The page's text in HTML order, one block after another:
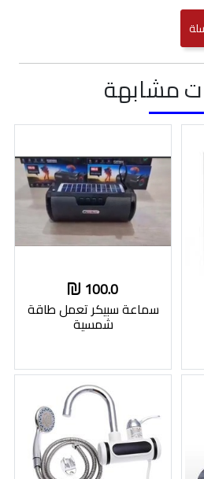
مشابهة
100.0
سماعة سبيكر تعمل طاقة
شمسية